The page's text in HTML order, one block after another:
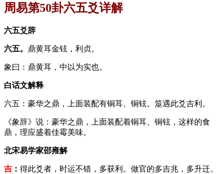
周易第50卦六五爻详解
六五爻辞
六五。 鼎黄耳金铉，利贞。
象曰：鼎黄耳，中以为实也。
白话文解释
六五：豪华之鼎，上面装配有铜耳、铜铉。筮遇此爻吉利。
《象辞》说：豪华之鼎，上面装配着铜耳、铜铉，这样的食
鼎，理应盛着佳霉美味。
北宋易学家邵雍解
吉 ： 得此爻者，时运不错，多获利。做官的多吉兆，多升迁。